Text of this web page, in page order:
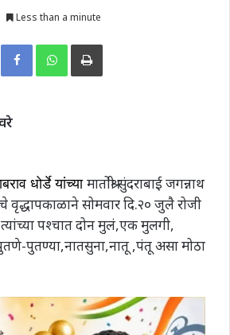
Less than a minute
Print
धोर्डे यांच्या मातोश्री सुंदराबाई जगन्नाथ
वृद्धापकाळाने सोमवार दि.२० जुलै रोजी
पश्चात दोन मुलं,एक मुलगी,
पुतण्या,नातसुना,नातू ,पंतू असा मोठा